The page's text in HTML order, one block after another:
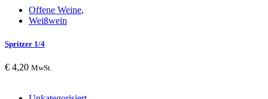
Offene Weine,
Weißwein
Spritzer 1/4
€ 4,20 MwSt.